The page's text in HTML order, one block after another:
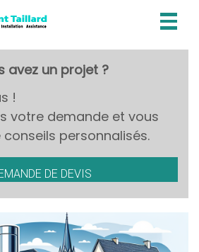
avez un projet ?
!
votre demande et vous
personnalisés.
DE DEVIS